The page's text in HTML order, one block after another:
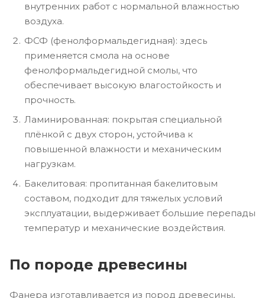
внутренних работ с нормальной влажностью
воздуха.
ФСФ (фенолформальдегидная): здесь
применяется смола на основе
фенолформальдегидной смолы, что
обеспечивает высокую влагостойкость и
прочность.
Ламинированная: покрытая специальной
плёнкой с двух сторон, устойчива к
повышенной влажности и механическим
нагрузкам.
Бакелитовая: пропитанная бакелитовым
составом, подходит для тяжелых условий
эксплуатации, выдерживает большие перепады
температур и механические воздействия.
По породе древесины
Фанера изготавливается из пород древесины,